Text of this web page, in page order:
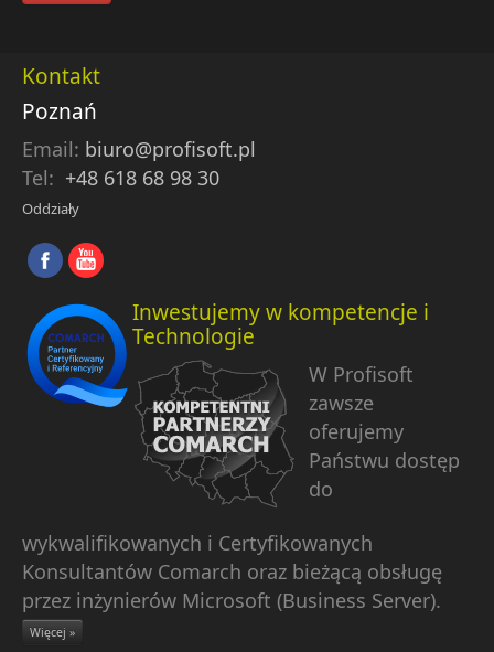
Kontakt
Poznań
Email: biuro@profisoft.pl
Tel: +48 618 68 98 30
Oddziały
Inwestujemy w kompetencje i
Technologie
W Profisoft
zawsze
oferujemy
Państwu dostęp
do
wykwalifikowanych i Certyfikowanych
Konsultantów Comarch oraz bieżącą obsługę
przez inżynierów Microsoft (Business Server).
Więcej »